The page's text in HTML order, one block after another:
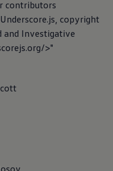
en shop
auto koppelen
kaarten en radio
Center
is
contributors
copyright
and Investigative
>"